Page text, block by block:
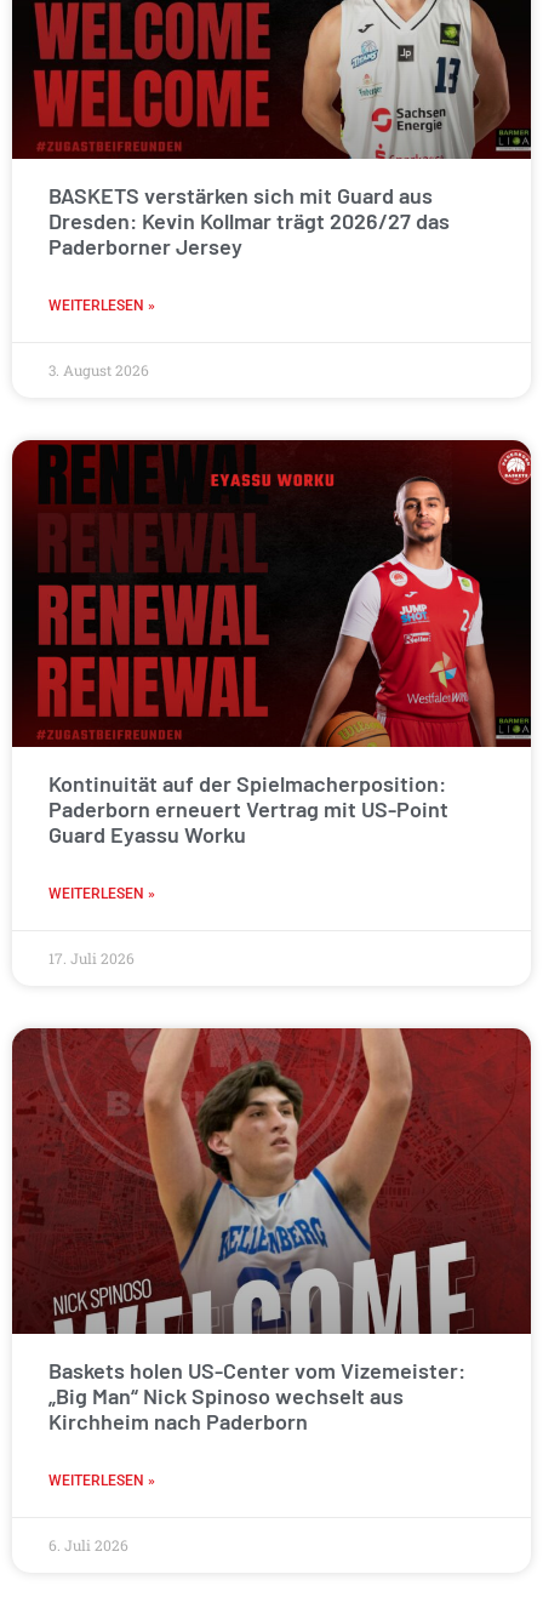
BASKETS verstärken sich mit Guard aus
Dresden: Kevin Kollmar trägt 2026/27 das
Paderborner Jersey
WEITERLESEN »
3. August 2026
Kontinuität auf der Spielmacherposition:
Paderborn erneuert Vertrag mit US-Point
Guard Eyassu Worku
WEITERLESEN »
17. Juli 2026
Baskets holen US-Center vom Vizemeister:
„Big Man“ Nick Spinoso wechselt aus
Kirchheim nach Paderborn
WEITERLESEN »
6. Juli 2026